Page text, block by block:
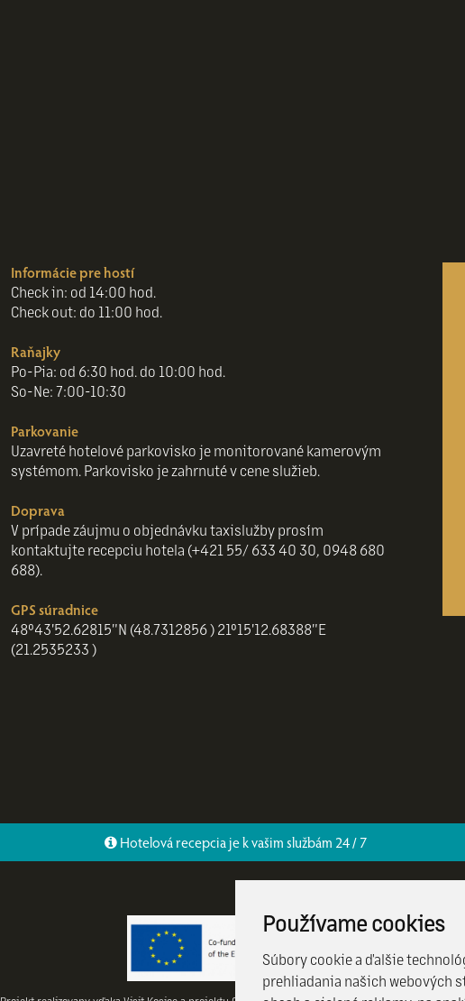
Používame cookies
Súbory cookie a ďalšie
prehliadania našich webových
Informácie pre hostí
Check in: od 14:00 hod.
Check out: do 11:00 hod.
Raňajky
Po-Pia: od 6:30 hod. do 10:00 hod.
So-Ne: 7:00-10:30
Parkovanie
Uzavreté hotelové parkovisko je monitorované kamerovým
systémom. Parkovisko je zahrnuté v cene služieb.
Doprava
V prípade záujmu o objednávku taxislužby prosím
kontaktujte recepciu hotela (+421 55/ 633 40 30, 0948 680
688).
GPS súradnice
48°43'52.62815"N (48.7312856 ) 21°15'12.68388"E
(21.2535233 )
Hotelová recepcia je k vašim službám 24 / 7